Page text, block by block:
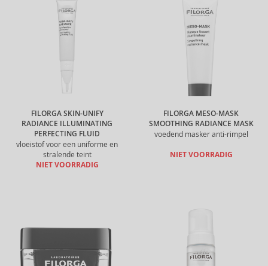
FILORGA SKIN-UNIFY
RADIANCE ILLUMINATING
PERFECTING FLUID
vloeistof voor een uniforme en
stralende teint
NIET VOORRADIG
FILORGA MESO-MASK
SMOOTHING RADIANCE MASK
voedend masker anti-rimpel
NIET VOORRADIG